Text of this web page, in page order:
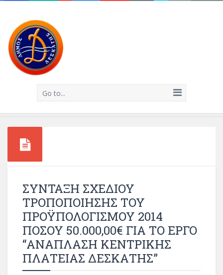
Go to...
ΣΥΝΤΑΞΗ ΣΧΕΔΙΟΥ
ΤΡΟΠΟΠΟΙΗΣΗΣ ΤΟΥ
ΠΡΟΫΠΟΛΟΓΙΣΜΟΥ 2014
ΠΟΣΟΥ 50.000,00€ ΓΙΑ ΤΟ ΕΡΓΟ
“ΑΝΑΠΛΑΣΗ ΚΕΝΤΡΙΚΗΣ
ΠΛΑΤΕΙΑΣ ΔΕΣΚΑΤΗΣ”